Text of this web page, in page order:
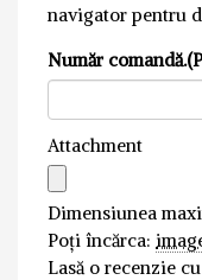
navigator pentru
Număr
Attachment
Dimensiunea
Poți încărca:
Lasă o recenzie